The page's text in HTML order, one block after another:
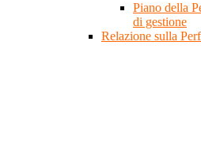
Piano della
di gestione
Relazione sulla